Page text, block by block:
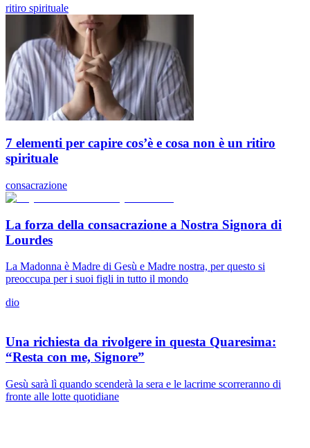
ritiro spirituale
7 elementi per capire cos’è e cosa non è un ritiro
spirituale
consacrazione
La forza della consacrazione a Nostra Signora di
Lourdes
La Madonna è Madre di Gesù e Madre nostra, per questo si
preoccupa per i suoi figli in tutto il mondo
dio
Una richiesta da rivolgere in questa Quaresima:
“Resta con me, Signore”
Gesù sarà lì quando scenderà la sera e le lacrime scorreranno di
fronte alle lotte quotidiane